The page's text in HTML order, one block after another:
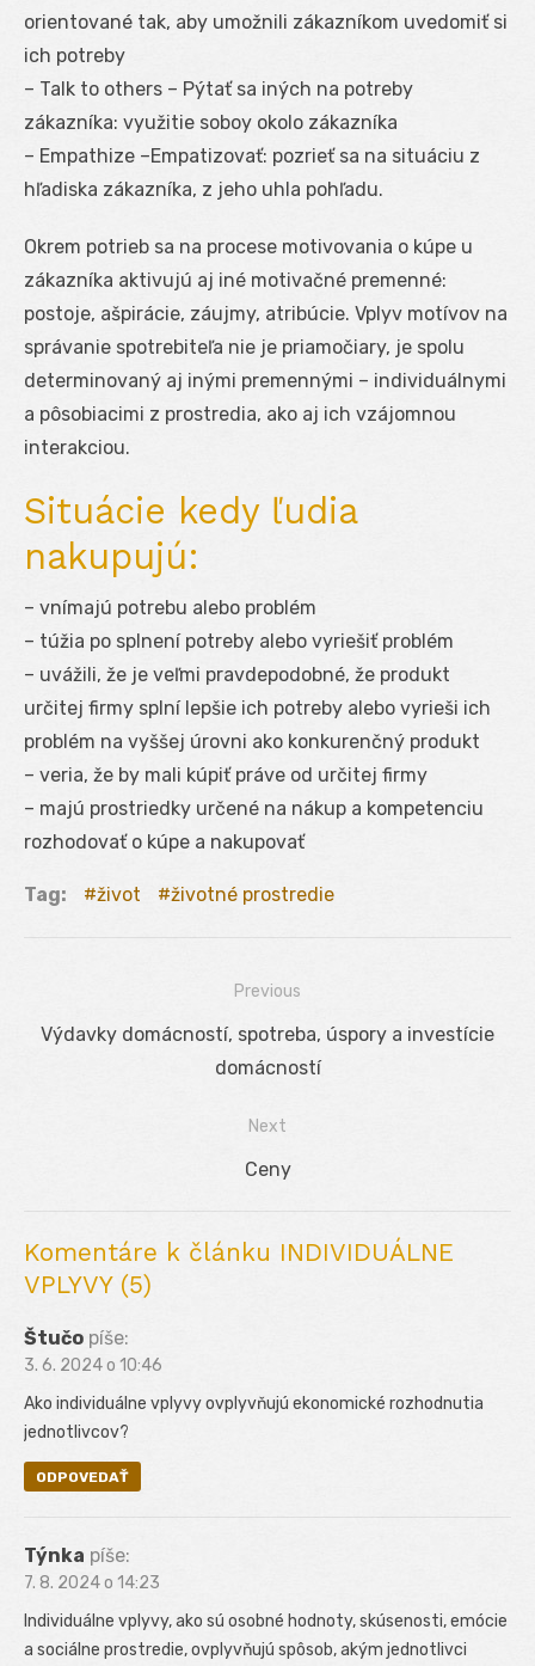
orientované tak, aby umožnili zákazníkom uvedomiť si
ich potreby
– Talk to others – Pýtať sa iných na potreby
zákazníka: využitie soboy okolo zákazníka
– Empathize –Empatizovať: pozrieť sa na situáciu z
hľadiska zákazníka, z jeho uhla pohľadu.
Okrem potrieb sa na procese motivovania o kúpe u
zákazníka aktivujú aj iné motivačné premenné:
postoje, ašpirácie, záujmy, atribúcie. Vplyv motívov na
správanie spotrebiteľa nie je priamočiary, je spolu
determinovaný aj inými premennými – individuálnymi
a pôsobiacimi z prostredia, ako aj ich vzájomnou
interakciou.
Situácie kedy ľudia
nakupujú:
– vnímajú potrebu alebo problém
– túžia po splnení potreby alebo vyriešiť problém
– uvážili, že je veľmi pravdepodobné, že produkt
určitej firmy splní lepšie ich potreby alebo vyrieši ich
problém na vyššej úrovni ako konkurenčný produkt
– veria, že by mali kúpiť práve od určitej firmy
– majú prostriedky určené na nákup a kompetenciu
rozhodovať o kúpe a nakupovať
Tag: život životné prostredie
Navigácia
Previous
Previous
Výdavky domácností, spotreba, úspory a investície
domácností
Next
Next
Ceny
Komentáre k článku INDIVIDUÁLNE
VPLYVY (5)
Štučo píše:
3. 6. 2024 o 10:46
Ako individuálne vplyvy ovplyvňujú ekonomické rozhodnutia
jednotlivcov?
ODPOVEDAŤ
Týnka píše:
7. 8. 2024 o 14:23
Individuálne vplyvy, ako sú osobné hodnoty, skúsenosti, emócie
a sociálne prostredie, ovplyvňujú spôsob, akým jednotlivci